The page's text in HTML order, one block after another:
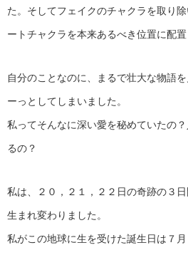
た。そしてフェイクのチャクラを取り
ートチャクラを本来あるべき位置に配置
自分のことなのに、まるで壮大な物語
ーっとしてしまいました。
私ってそんなに深い愛を秘めていたの
るの？
私は、２０，２１，２２日の奇跡の３日
生まれ変わりました。
私がこの地球に生を受けた誕生日は７